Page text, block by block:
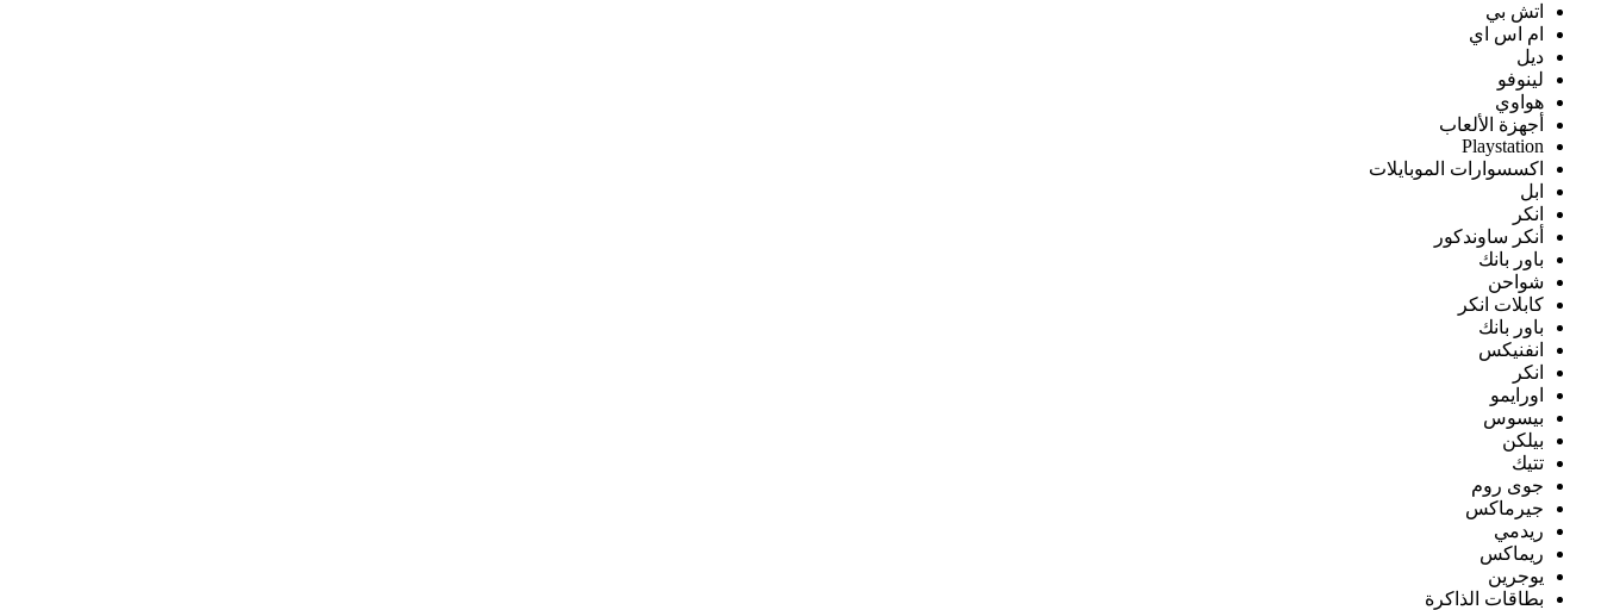
اتش بي
ام اس اي
ديل
لينوفو
هواوي
أجهزة الألعاب
Playstation
اكسسوارات الموبايلات
ابل
انكر
أنكر ساوندكور
باور بانك
شواحن
كابلات انكر
باور بانك
انفنيكس
انكر
اورايمو
بيسوس
بيلكن
تتيك
جوى روم
جيرماكس
ريدمي
ريماكس
يوجرين
بطاقات الذاكرة